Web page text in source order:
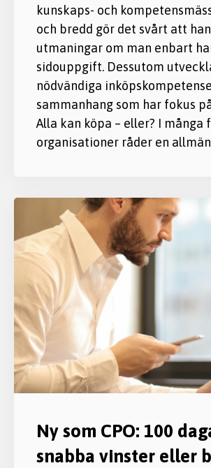
kunskaps- och
och bredd gör det svårt att
utmaningar om man enbart
sidouppgift. Dessutom
nödvändiga
sammanhang som har fokus
Alla kan köpa – eller? I många
organisationer råder en
Ny som CPO: 100
snabba vinster eller